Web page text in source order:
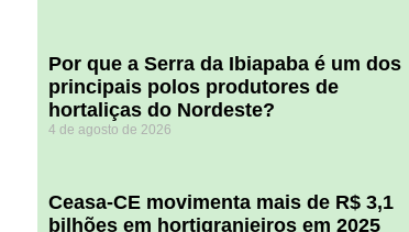
Por que a Serra da Ibiapaba é um dos
principais polos produtores de
hortaliças do Nordeste?
4 de agosto de 2026
Ceasa-CE movimenta mais de R$ 3,1
bilhões em hortigranjeiros em 2025